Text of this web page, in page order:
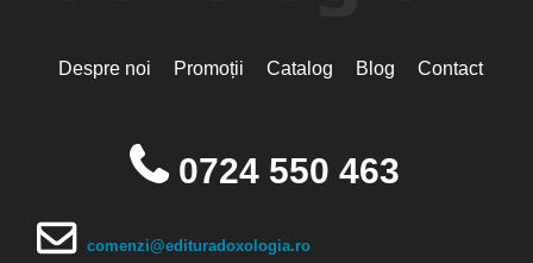
Despre noi Promoții Catalog Blog Contact
0724 550 463
comenzi@edituradoxologia.ro